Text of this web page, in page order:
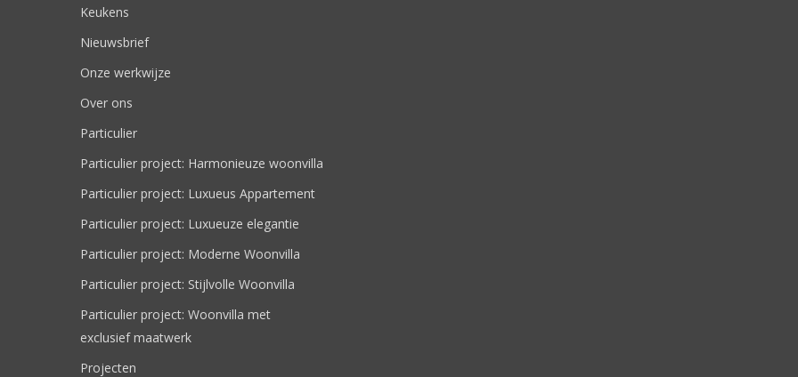
Keukens
Nieuwsbrief
Onze werkwijze
Over ons
Particulier
Particulier project: Harmonieuze woonvilla
Particulier project: Luxueus Appartement
Particulier project: Luxueuze elegantie
Particulier project: Moderne Woonvilla
Particulier project: Stijlvolle Woonvilla
Particulier project: Woonvilla met
exclusief maatwerk
Projecten